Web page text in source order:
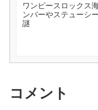
ワンピースロックス
ンバーやステューシ
謎
コメント